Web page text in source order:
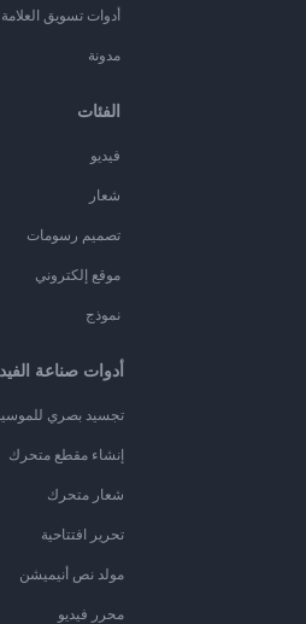
أدوات تسويق العلامة
مدونة
الفئات
فيديو
شعار
تصميم رسومات
موقع إلكتروني
نموذج
أدوات صناعة
تجسيد بصري
إنشاء مقطع متحرك
شعار متحرك
تحرير افتتاحية
مولد نص أنيميشن
محرر فيديو